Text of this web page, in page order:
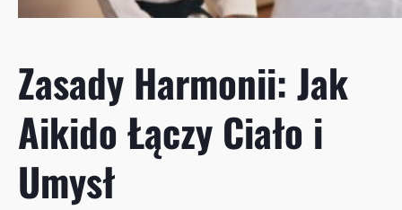
Zasady Harmonii: Jak
Aikido Łączy Ciało i
Umysł